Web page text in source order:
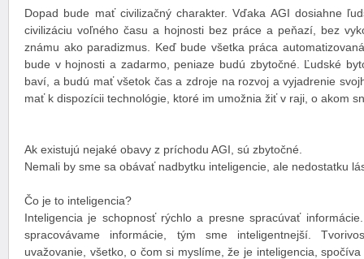
Dopad bude mať civilizačný charakter. Vďaka AGI dosiahne
civilizáciu voľného času a hojnosti bez práce a peňazí, bez
známu ako paradizmus. Keď bude všetka práca
bude v hojnosti a zadarmo, peniaze budú zbytočné. Ľudské
baví, a budú mať všetok čas a zdroje na rozvoj a vyjadrenie
mať k dispozícii technológie, ktoré im umožnia žiť v raji, o akom
Ak existujú nejaké obavy z príchodu AGI, sú zbytočné.
Nemali by sme sa obávať nadbytku inteligencie, ale nedostatku
Čo je to inteligencia?
Inteligencia je schopnosť rýchlo a presne spracúvať
spracovávame informácie, tým sme inteligentnejší.
uvažovanie, všetko, o čom si myslíme, že je inteligencia,